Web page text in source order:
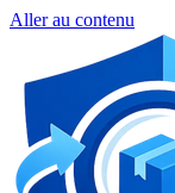
Aller au contenu